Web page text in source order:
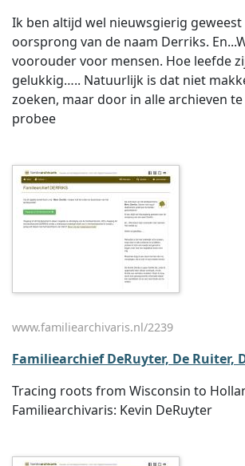
Ik ben altijd wel nieuwsgierig geweest
oorsprong van de naam Derriks.
voorouder voor mensen. Hoe leefde
gelukkig….. Natuurlijk is dat niet
zoeken, maar door in alle archieven
probee
www.familiearchivaris.nl/2239
Familiearchief DeRuyter, De Ruiter,
Tracing roots from Wisconsin to
Familiearchivaris: Kevin DeRuyter